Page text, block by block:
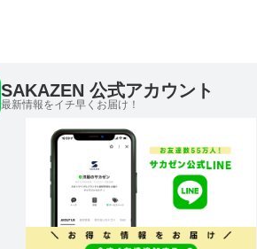
SAKAZEN 公式アカウント
最新情報をイチ早くお届け！